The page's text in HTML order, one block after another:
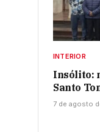
INTERIOR
Insólito:
Santo
7 de agosto